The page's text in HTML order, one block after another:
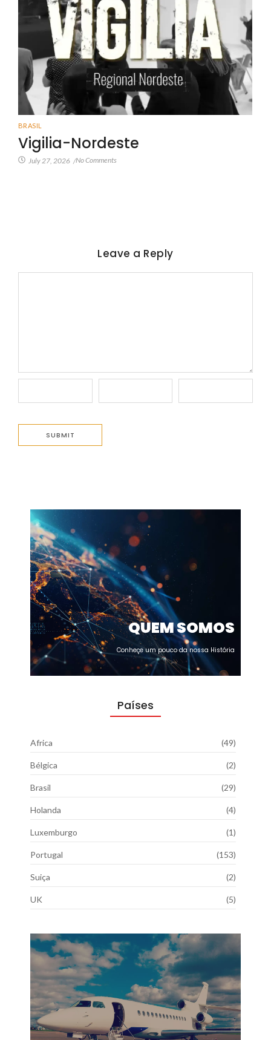
BRASIL
Vigilia-Nordeste
July 27, 2026 /No Comments
Leave a Reply
QUEM SOMOS
Conheçe um pouco da nossa História
Países
Africa (49)
Bélgica (2)
Brasil (29)
Holanda (4)
Luxemburgo (1)
Portugal (153)
Suiça (2)
UK (5)